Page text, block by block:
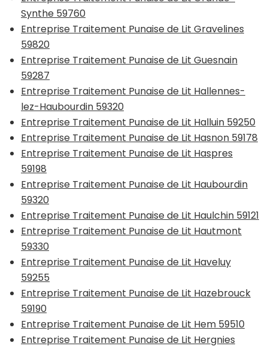
Synthe 59760
Entreprise Traitement Punaise de Lit Gravelines
59820
Entreprise Traitement Punaise de Lit Guesnain
59287
Entreprise Traitement Punaise de Lit Hallennes-
lez-Haubourdin 59320
Entreprise Traitement Punaise de Lit Halluin 59250
Entreprise Traitement Punaise de Lit Hasnon 59178
Entreprise Traitement Punaise de Lit Haspres
59198
Entreprise Traitement Punaise de Lit Haubourdin
59320
Entreprise Traitement Punaise de Lit Haulchin 59121
Entreprise Traitement Punaise de Lit Hautmont
59330
Entreprise Traitement Punaise de Lit Haveluy
59255
Entreprise Traitement Punaise de Lit Hazebrouck
59190
Entreprise Traitement Punaise de Lit Hem 59510
Entreprise Traitement Punaise de Lit Hergnies